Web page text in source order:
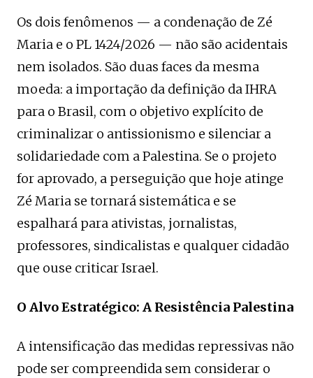
Os dois fenômenos — a condenação de Zé
Maria e o PL 1424/2026 — não são acidentais
nem isolados. São duas faces da mesma
moeda: a importação da definição da IHRA
para o Brasil, com o objetivo explícito de
criminalizar o antissionismo e silenciar a
solidariedade com a Palestina. Se o projeto
for aprovado, a perseguição que hoje atinge
Zé Maria se tornará sistemática e se
espalhará para ativistas, jornalistas,
professores, sindicalistas e qualquer cidadão
que ouse criticar Israel.
O Alvo Estratégico: A Resistência Palestina
A intensificação das medidas repressivas não
pode ser compreendida sem considerar o